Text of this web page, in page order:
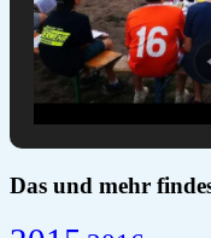
Das und mehr